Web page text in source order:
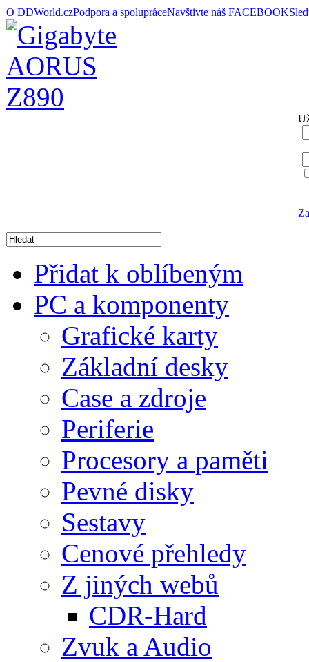
O DDWorld.czPodpora a spolupráceNavštivte náš FACEBOOK
Přidat k oblíbeným
PC a komponenty
Grafické karty
Základní desky
Case a zdroje
Periferie
Procesory a paměti
Pevné disky
Sestavy
Cenové přehledy
Z jiných webů
CDR-Hard
Zvuk a Audio